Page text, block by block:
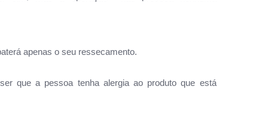
apenas o seu ressecamento.
que a pessoa tenha alergia ao produto que está